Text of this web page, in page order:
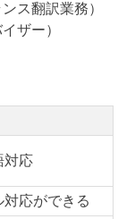
ス翻訳業務）
ザー）
対応
応ができる